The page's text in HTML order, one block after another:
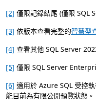
[2] 僅限記錄結尾 (僅限 SQL
[3] 依版本查看完整的智慧型
[4] 查看其他 SQL Server
[5] 僅限 SQL Server
[6] 適用於 Azure SQL 受控
能目前為有限公開預覽狀態。